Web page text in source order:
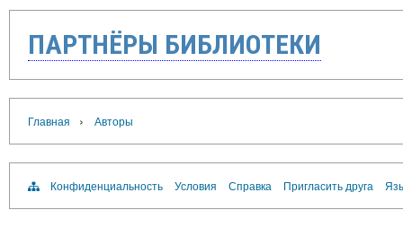
ПАРТНЁРЫ БИБЛИОТЕКИ
Главная › Авторы
Конфиденциальность Условия Справка Пригласить друга